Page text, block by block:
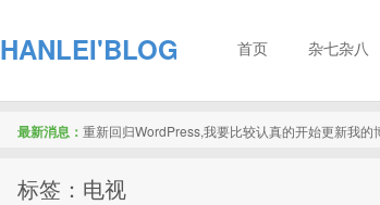
HANLEI'BLOG 首页 杂七杂八
最新消息： 重新回归WordPress,我要比较认真的开始更新我的
标签：电视